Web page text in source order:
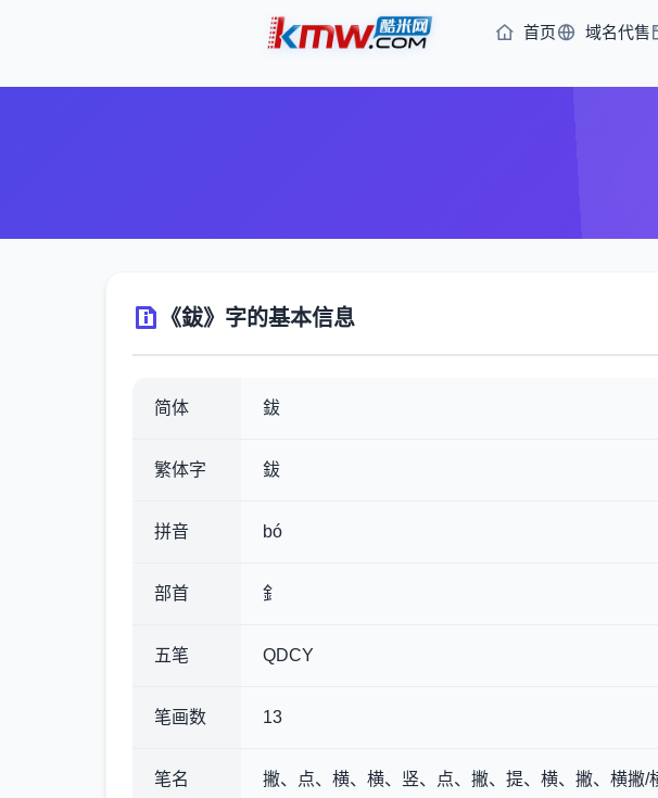
首页 域名代售
《鈸》字的基本信息
简体 鈸
繁体字 鈸
拼音 bó
部首 釒
五笔 QDCY
笔画数 13
笔名 撇、点、横、横、竖、点、撇、提、横、撇、横撇/